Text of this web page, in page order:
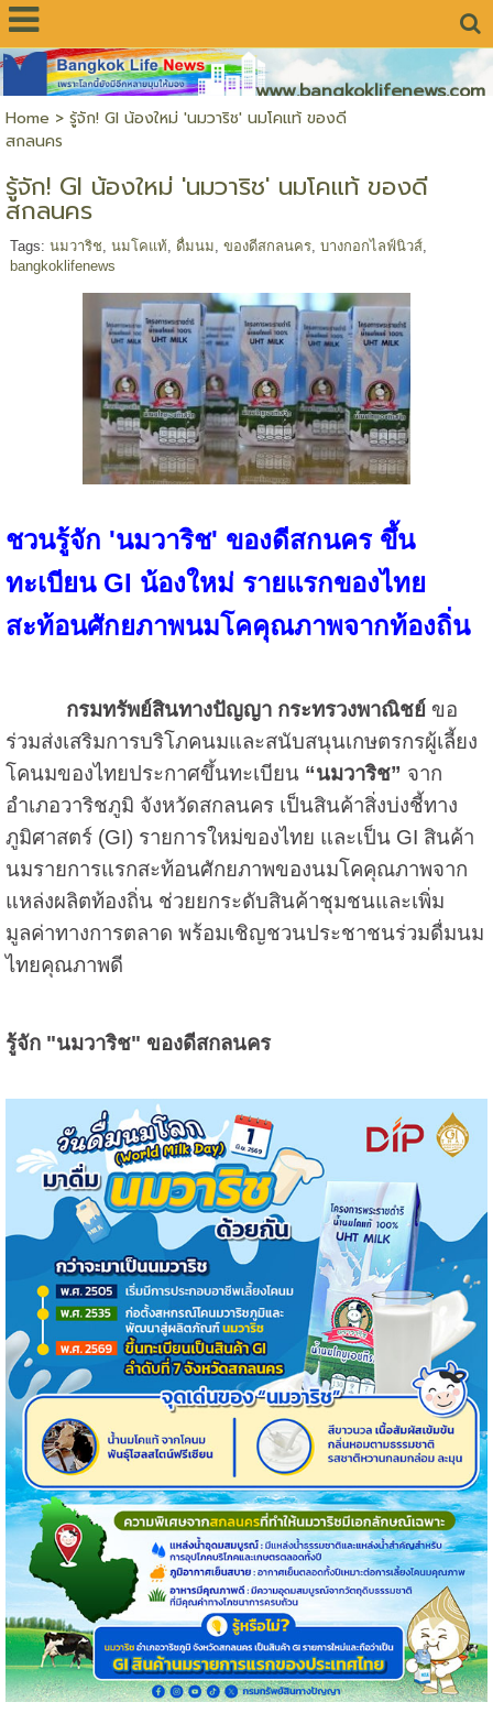
www.bangkoklifenews.com
Home > รู้จัก! GI น้องใหม่ 'นมวาริช' นมโคแท้ ของดี
สกลนคร
รู้จัก! GI น้องใหม่ 'นมวาริช' นมโคแท้ ของดี
สกลนคร
Tags: นมวาริช นมโคแท้ ดื่มนม ของดีสกลนคร, บางกอกไลฟ์นิวส์,
bangkoklifenews
ชวนรู้จัก 'นมวาริช' ของดีสกนคร ขึ้น
ทะเบียน GI น้องใหม่ รายแรกของไทย
สะท้อนศักยภาพนมโคคุณภาพจากท้องถิ่น
กรมทรัพย์สินทางปัญญา กระทรวงพาณิชย์ ขอ
ร่วมส่งเสริมการบริโภคนมและสนับสนุนเกษตรกรผู้เลี้ยง
โคนมของไทยประกาศขึ้นทะเบียน“นมวาริช” จาก
อำเภอวาริชภูมิ จังหวัดสกลนคร เป็นสินค้าสิ่งบ่งชี้ทาง
ภูมิศาสตร์ (GI) รายการใหม่ของไทย และเป็น GI สินค้า
นมรายการแรกสะท้อนศักยภาพของนมโคคุณภาพจาก
แหล่งผลิตท้องถิ่น ช่วยยกระดับสินค้าชุมชนและเพิ่ม
มูลค่าทางการตลาด พร้อมเชิญชวนประชาชนร่วมดื่มนม
ไทยคุณภาพดี
รู้จัก "นมวาริช" ของดีสกลนคร